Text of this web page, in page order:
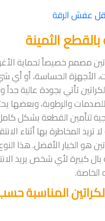
عفش الرقة
الثمينة
مصمم خصيصاً لحماية
الأجهزة الحساسة، أو
تأتي بجودة عالية
والرطوبة، وبعضها
لتأمين القطعة بشكل
المخاطرة بها أثناء
هو الخيار الأفضل. هذا
بال كبيرة لأي شخص يريد
المناسبة